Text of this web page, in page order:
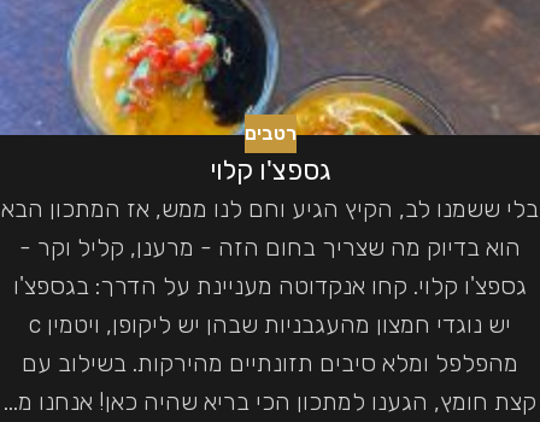
רטבים
גספצ'ו קלוי
בלי ששמנו לב, הקיץ הגיע וחם לנו ממש, אז המתכון הבא
הוא בדיוק מה שצריך בחום הזה - מרענן, קליל וקר -
גספצ'ו קלוי. קחו אנקדוטה מעניינת על הדרך: בגספצ'ו
יש נוגדי חמצון מהעגבניות שבהן יש ליקופן, ויטמין c
מהפלפל ומלא סיבים תזונתיים מהירקות. בשילוב עם
קצת חומץ, הגענו למתכון הכי בריא שהיה כאן! אנחנו מ...